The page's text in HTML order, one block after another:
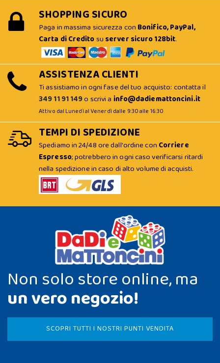
SHOPPING SICURO
Paga in massima sicurezza con Bonifico, PayPal,
Carta di Creditosu server sicuro 128bit.
ASSISTENZA CLIENTI
Ti assistiamo in ogni fase del tuo acquisto: contatta il
349 11 91 149o scrivi a info@dadiemattoncini.it
Attivo dal Lunedì al Venerdì dalle 9:30 alle 16:30
TEMPI DI SPEDIZIONE
Spediamo in 24/48 ore dall'ordine con Corriere
Espresso; potrebbero in ogni caso verificarsi ritardi
nella spedizione in caso di alto volume di acquisti.
Non solo store online, ma
un vero negozio!
SCOPRI TUTTI I NOSTRI PUNTI VENDITA